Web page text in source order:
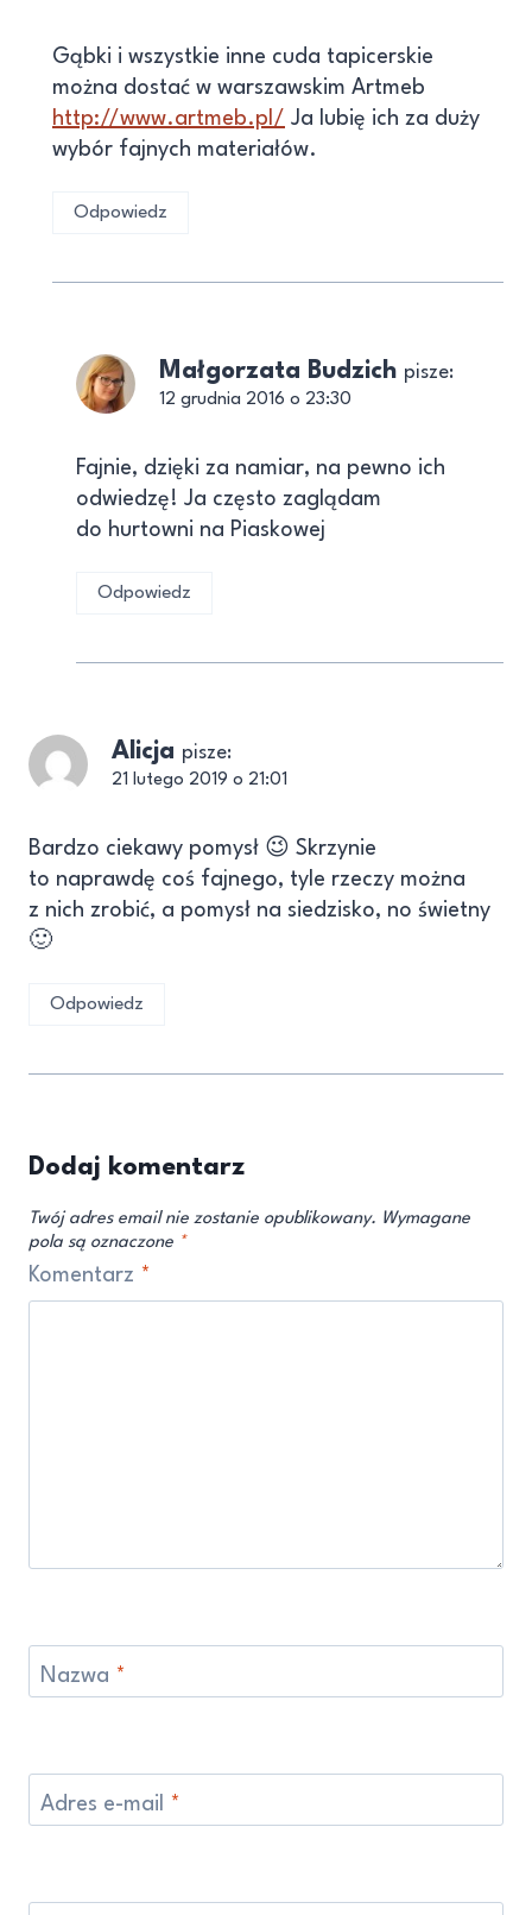
Gąbki i wszystkie inne cuda tapicerskie
można dostać w warszawskim Artmeb
http://www.artmeb.pl/ Ja lubię ich za duży
wybór fajnych materiałów.
Odpowiedz
Małgorzata Budzich pisze:
12 grudnia 2016 o 23:30
Fajnie, dzięki za namiar, na pewno ich
odwiedzę! Ja często zaglądam
do hurtowni na Piaskowej
Odpowiedz
Alicja pisze:
21 lutego 2019 o 21:01
Bardzo ciekawy pomysł 😉 Skrzynie
to naprawdę coś fajnego, tyle rzeczy można
z nich zrobić, a pomysł na siedzisko, no świetny
🙂
Odpowiedz
Dodaj komentarz
Twój adres email nie zostanie opublikowany. Wymagane
pola są oznaczone *
Komentarz *
Nazwa *
Adres e-mail *